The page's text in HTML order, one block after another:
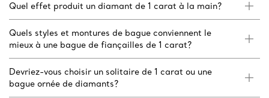
Quel effet produit un diamant de 1 carat à la main?
Quels styles et montures de bague conviennent le
mieux à une bague de fiançailles de 1 carat?
Devriez-vous choisir un solitaire de 1 carat ou une
bague ornée de diamants?